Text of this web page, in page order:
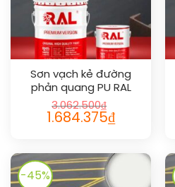
Sơn vạch kẻ đường
phản quang PU RAL
ROAD LINE SHIELD
REFLECTIVE 5017
3.062.500₫
Giá
gốc
1.684.375₫Giá
hiện
1.684.375₫.
-45%